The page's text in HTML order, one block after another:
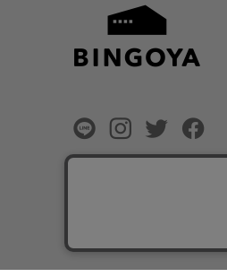
©BINGOYA Co,.Ltd.